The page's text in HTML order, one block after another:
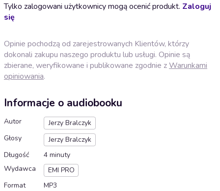
Tylko zalogowani użytkownicy mogą ocenić produkt. Zaloguj
się
Opinie pochodzą od zarejestrowanych Klientów, którzy
dokonali zakupu naszego produktu lub usługi. Opinie są
zbierane, weryfikowane i publikowane zgodnie zWarunkami
opiniowania.
Informacje o audiobooku
Autor
Jerzy Bralczyk
Głosy
Jerzy Bralczyk
Długość
4 minuty
Wydawca
EMI PRO
Format
MP3